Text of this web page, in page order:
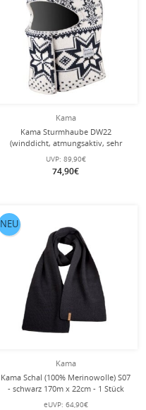
Kama
Kama Sturmhaube DW22
(winddicht, atmungsaktiv, sehr
warm) - weiss/schwarz - 1 Stück
UVP: 89,90€
74,90€
Kama
Kama Schal (100% Merinowolle) S07
- schwarz 170m x 22cm - 1 Stück
eUVP: 64,90€
NEU